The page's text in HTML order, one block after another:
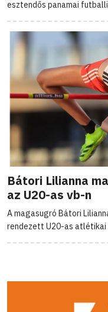
esztendős panamai
Bátori Lilianna
az U20-as vb-n
A magasugró Bátori
rendezett U20-as atlétikai